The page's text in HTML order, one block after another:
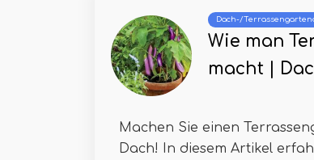
Dach-/
Wie man
macht |
Machen Sie einen
Dach! In diesem Artikel